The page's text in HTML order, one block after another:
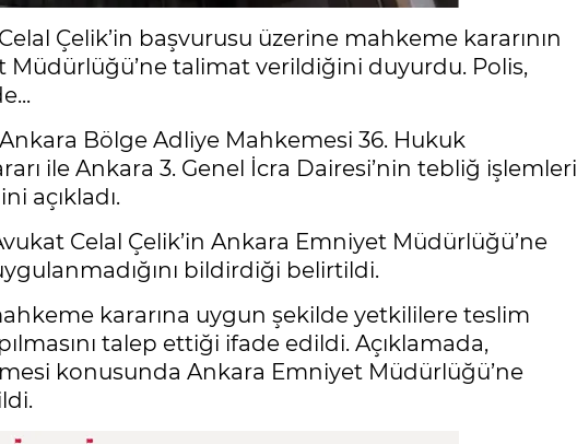
Çelik’in başvurusu üzerine mahkeme kararının
Müdürlüğü’ne talimat verildiğini duyurdu. Polis,
Bölge Adliye Mahkemesi 36. Hukuk
ile Ankara 3. Genel İcra Dairesi’nin tebliğ işlemleri
açıkladı.
Celal Çelik’in Ankara Emniyet Müdürlüğü’ne
bildirdiği belirtildi.
kararına uygun şekilde yetkililere teslim
talep ettiği ifade edildi. Açıklamada,
konusunda Ankara Emniyet Müdürlüğü’ne